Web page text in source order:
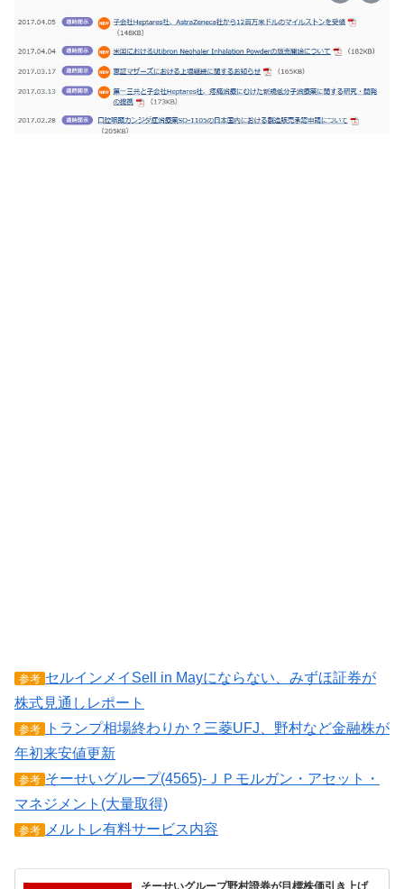
参考 セルインメイSell in Mayにならない、みずほ証券が
株式見通しレポート
参考
トランプ相場終わりか？三菱UFJ、野村など金融株が
年初来安値更新
参考 そーせいグループ(4565)-ＪＰモルガン・アセット・
マネジメント(大量取得)
参考 メルトレ有料サービス内容